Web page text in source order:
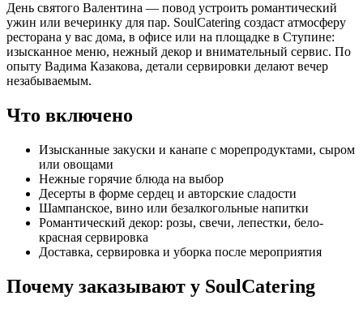
День святого Валентина — повод устроить романтический
ужин или вечеринку для пар. SoulCatering создаст атмосферу
ресторана у вас дома, в офисе или на площадке в Ступине:
изысканное меню, нежный декор и внимательный сервис. По
опыту Вадима Казакова, детали сервировки делают вечер
незабываемым.
Что включено
Изысканные закуски и канапе с морепродуктами, сыром
или овощами
Нежные горячие блюда на выбор
Десерты в форме сердец и авторские сладости
Шампанское, вино или безалкогольные напитки
Романтический декор: розы, свечи, лепестки, бело-
красная сервировка
Доставка, сервировка и уборка после мероприятия
Почему заказывают у SoulCatering